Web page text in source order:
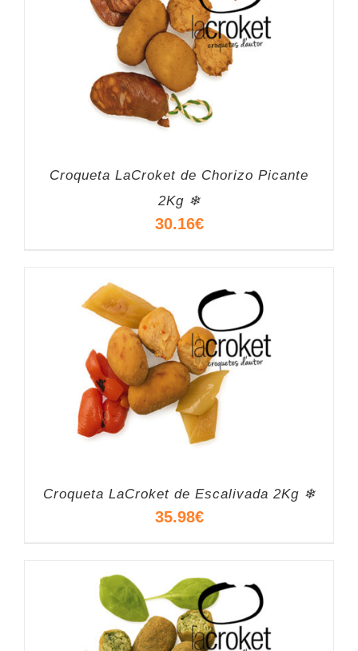
Croqueta LaCroket de Chorizo Picante
2Kg ❄
30.16€
Croqueta LaCroket de Escalivada 2Kg ❄
35.98€